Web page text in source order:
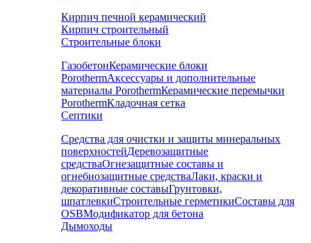
Кирпич печной керамический
Кирпич строительный
Строительные блоки
ГазобетонКерамические блоки
PorothermАксессуары и дополнительные
материалы PorothermКерамические перемычки
PorothermКладочная сетка
Септики
Средства для очистки и защиты минеральных
поверхностейДеревозащитные
средстваОгнезащитные составы и
огнебиозащитные средстваЛаки, краски и
декоративные составыГрунтовки,
шпатлевкиСтроительные герметикиСоставы для
OSBМодификатор для бетона
Дымоходы